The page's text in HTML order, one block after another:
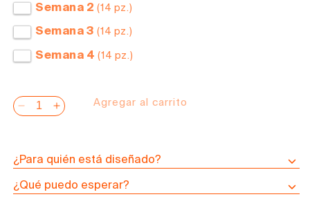
Semana 2(14 pz.)
Semana 3(14 pz.)
Semana 4(14 pz.)
Reducir
Programa
Caldo
Aumentar
Programa
Caldo
Agregar al carrito
¿Para quién está diseñado?
¿Qué puedo esperar?